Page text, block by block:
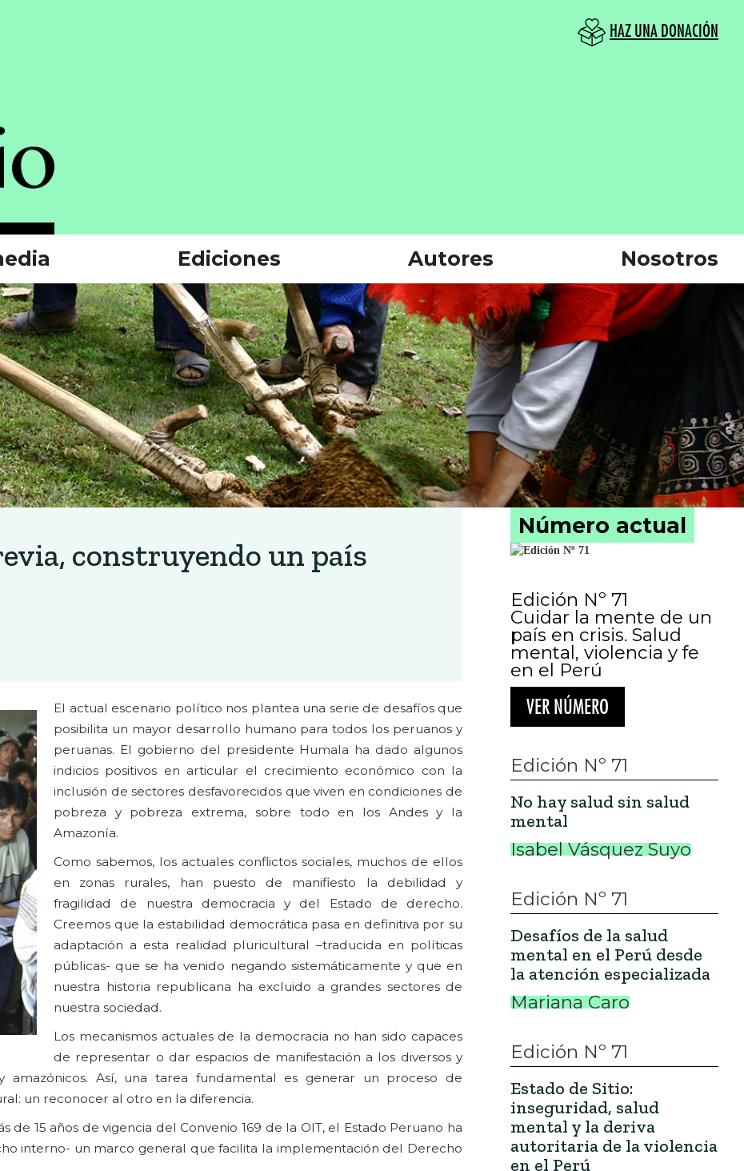
HAZ UNA DONACIÓN
Ediciones Autores Nosotros
construyendo un país
El actual escenario político nos plantea una serie de desafíos que
posibilita un mayor desarrollo humano para todos los peruanos y
peruanas. El gobierno del presidente Humala ha dado algunos
indicios positivos en articular el crecimiento económico con la
inclusión de sectores desfavorecidos que viven en condiciones de
pobreza y pobreza extrema, sobre todo en los Andes y la
Amazonía.
Como sabemos, los actuales conflictos sociales, muchos de ellos
en zonas rurales, han puesto de manifiesto la debilidad y
fragilidad de nuestra democracia y del Estado de derecho.
Creemos que la estabilidad democrática pasa en definitiva por su
adaptación a esta realidad pluricultural –traducida en políticas
públicas- que se ha venido negando sistemáticamente y que en
nuestra historia republicana ha excluido a grandes sectores de
nuestra sociedad.
Los mecanismos actuales de la democracia no han sido capaces
de representar o dar espacios de manifestación a los diversos y
amazónicos. Así, una tarea fundamental es generar un proceso de
un reconocer al otro en la diferencia.
de 15 años de vigencia del Convenio 169 de la OIT, el Estado Peruano ha
interno- un marco general que facilita la implementación del Derecho
Número actual
Edición Nº 71
Cuidar la mente de un
país en crisis. Salud
mental, violencia y fe
en el Perú
VER NÚMERO
Edición Nº 71
No hay salud sin salud
mental
Isabel Vásquez Suyo
Edición Nº 71
Desafíos de la salud
mental en el Perú desde
la atención especializada
Mariana Caro
Edición Nº 71
Estado de Sitio:
inseguridad, salud
mental y la deriva
autoritaria de la violencia
en el Perú